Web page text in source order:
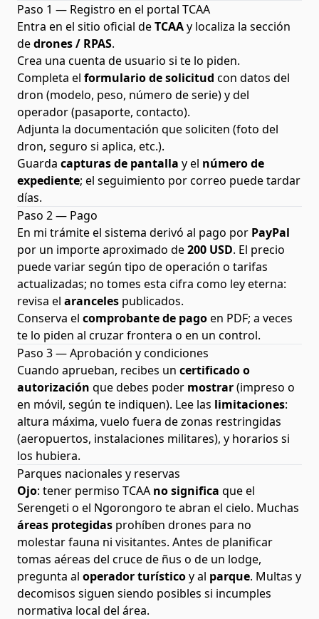
Paso 1 — Registro en el portal TCAA
Entra en el sitio oficial deTCAAy localiza la sección
dedrones / RPAS.
Crea una cuenta de usuario si te lo piden.
Completa el formulario de solicitud con datos del
dron (modelo, peso, número de serie) y del
operador (pasaporte, contacto).
Adjunta la documentación que soliciten (foto del
dron, seguro si aplica, etc.).
Guarda capturas de pantalla y el número de
expediente; el seguimiento por correo puede tardar
días.
Paso 2 — Pago
En mi trámite el sistema derivó al pago por PayPal
por un importe aproximado de200 USD. El precio
puede variar según tipo de operación o tarifas
actualizadas; no tomes esta cifra como ley eterna:
revisa el aranceles publicados.
Conserva el comprobante de pagoen PDF; a veces
te lo piden al cruzar frontera o en un control.
Paso 3 — Aprobación y condiciones
Cuando aprueban, recibes un certificado o
autorización que debes poder mostrar(impreso o
en móvil, según te indiquen). Lee las limitaciones:
altura máxima, vuelo fuera de zonas restringidas
(aeropuertos, instalaciones militares), y horarios si
los hubiera.
Parques nacionales y reservas
Ojo: tener permiso TCAA no significa que el
Serengeti o el Ngorongoro te abran el cielo. Muchas
áreas protegidas prohíben drones para no
molestar fauna ni visitantes. Antes de planificar
tomas aéreas del cruce de ñus o de un lodge,
pregunta al operador turísticoy al parque. Multas y
decomisos siguen siendo posibles si incumples
normativa local del área.